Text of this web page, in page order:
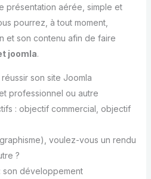
présentation aérée, simple et
pourrez, à tout moment,
et son contenu afin de faire
joomla.
son site Joomla
professionnel ou autre
: objectif commercial, objectif
voulez-vous un rendu
?
son développement